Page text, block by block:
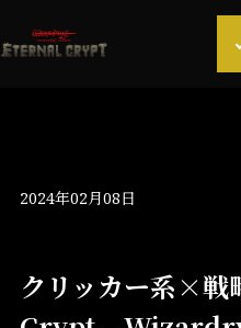
2024年02月08日
クリッカー系×